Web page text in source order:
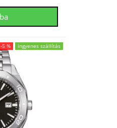
-5 % ingyenes szállítás